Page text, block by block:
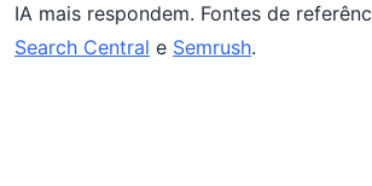
IA mais respondem. Fontes de
Search Central e Semrush.